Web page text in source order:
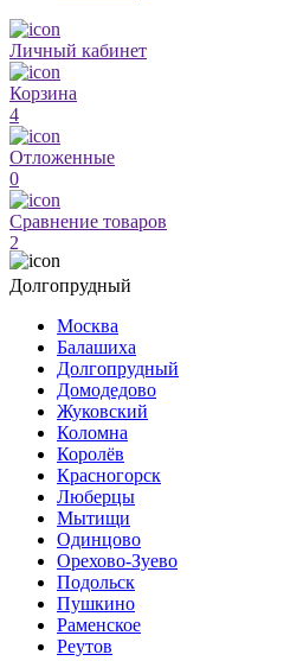
Личный кабинет
Корзина
4
Отложенные
0
Сравнение товаров
2
Долгопрудный
Москва
Балашиха
Долгопрудный
Домодедово
Жуковский
Коломна
Королёв
Красногорск
Люберцы
Мытищи
Одинцово
Орехово-Зуево
Подольск
Пушкино
Раменское
Реутов